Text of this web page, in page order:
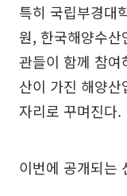
특히 국립부경대
원, 한국해양수산
관들이 함께 참
산이 가진 해양
자리로 꾸며진다.
이번에 공개되는